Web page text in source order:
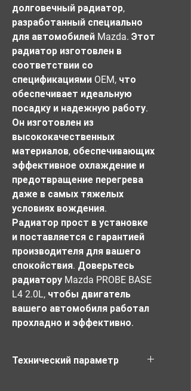
долговечный радиатор,
разработанный специально
для автомобилей Mazda. Этот
радиатор изготовлен в
соответствии со
спецификациями OEM, что
обеспечивает идеальную
посадку и надежную работу.
Он изготовлен из
высококачественных
материалов, обеспечивающих
эффективное охлаждение и
предотвращение перегрева
даже в самых тяжелых
условиях вождения.
Радиатор прост в установке
и поставляется с гарантией
производителя для вашего
спокойствия. Доверьтесь
радиатору Mazda PROBE BASE
L4 2.0L, чтобы двигатель
вашего автомобиля работал
прохладно и эффективно.
Технический параметр